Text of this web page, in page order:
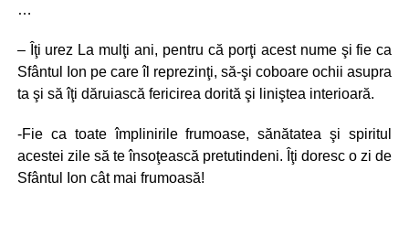
…
– Îţi urez La mulţi ani, pentru că porţi acest nume şi fie ca
Sfântul Ion pe care îl reprezinţi, să-şi coboare ochii asupra
ta şi să îţi dăruiască fericirea dorită şi liniştea interioară.
-Fie ca toate împlinirile frumoase, sănătatea şi spiritul
acestei zile să te însoţească pretutindeni. Îţi doresc o zi de
Sfântul Ion cât mai frumoasă!